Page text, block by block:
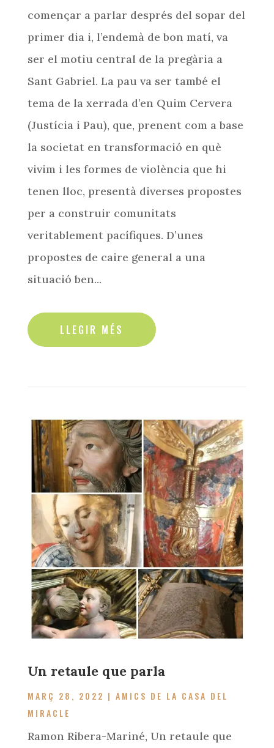
començar a parlar després del sopar del
primer dia i, l’endemà de bon matí, va
ser el motiu central de la pregària a
Sant Gabriel. La pau va ser també el
tema de la xerrada d’en Quim Cervera
(Justícia i Pau), que, prenent com a base
la societat en transformació en què
vivim i les formes de violència que hi
tenen lloc, presentà diverses propostes
per a construir comunitats
veritablement pacífiques. D’unes
propostes de caire general a una
situació ben...
Un retaule que parla
MARÇ 28, 2022 | AMICS DE LA CASA DEL
MIRACLE
Ramon Ribera-Mariné, Un retaule que